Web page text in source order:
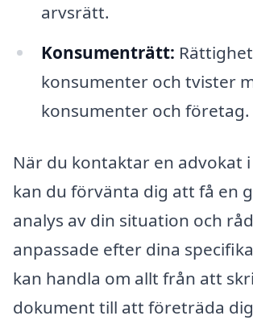
arvsrätt.
Konsumenträtt:
konsumenter och tvister
konsumenter och företag.
När du kontaktar en advokat i
kan du förvänta dig att få en
analys av din situation och
anpassade efter dina
kan handla om allt från att
dokument till att företräda